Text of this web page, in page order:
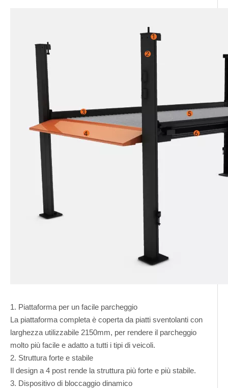
1. Piattaforma per un facile parcheggio
La piattaforma completa è coperta da piatti sventolanti con
larghezza utilizzabile 2150mm, per rendere il parcheggio
molto più facile e adatto a tutti i tipi di veicoli.
2. Struttura forte e stabile
Il design a 4 post rende la struttura più forte e più stabile.
3. Dispositivo di bloccaggio dinamico